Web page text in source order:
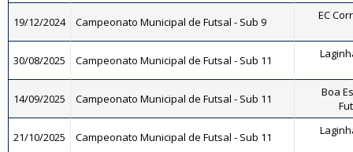
19/12/2024 Campeonato Municipal de Futsal - Sub 9 EC
30/08/2025 Campeonato Municipal de Futsal - Sub 11
14/09/2025 Campeonato Municipal de Futsal - Sub 11
Boa
21/10/2025 Campeonato Municipal de Futsal - Sub 11